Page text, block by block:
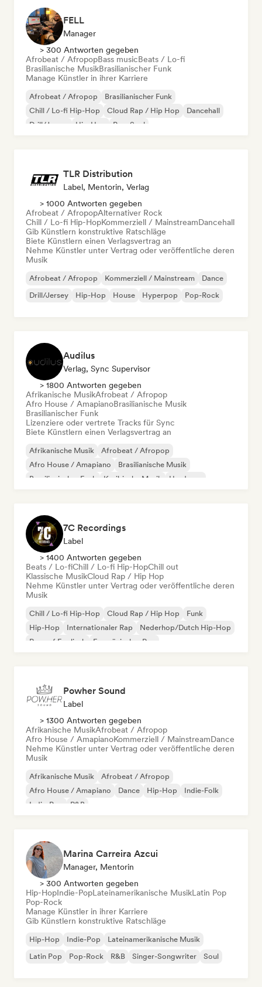
FELL
Manager
> 300 Antworten gegeben
Afrobeat / AfropopBass musicBeats / Lo-fi
Brasilianische MusikBrasilianischer Funk
Manage Künstler in ihrer Karriere
Afrobeat / Afropop
Brasilianischer Funk
Chill / Lo-fi Hip-Hop
Cloud Rap / Hip Hop
Dancehall
Drill/Jersey
Hip-Hop Pop-Soul
TLR Distribution
Label, Mentorin, Verlag
> 1000 Antworten gegeben
Afrobeat / AfropopAlternativer Rock
Chill / Lo-fi Hip-HopKommerziell / MainstreamDancehall
Gib Künstlern konstruktive Ratschläge
Biete Künstlern einen Verlagsvertrag an
Nehme Künstler unter Vertrag oder veröffentliche deren
Musik
Afrobeat / Afropop Kommerziell / Mainstream
Dance
Drill/Jersey
Hip-Hop House Hyperpop Pop-Rock
Audilus
Verlag, Sync Supervisor
> 1800 Antworten gegeben
Afrikanische MusikAfrobeat / Afropop
Afro House / AmapianoBrasilianische Musik
Brasilianischer Funk
Lizenziere oder vertrete Tracks für Sync
Biete Künstlern einen Verlagsvertrag an
Afrikanische Musik
Afrobeat / Afropop
Afro House / Amapiano
Brasilianische Musik
Brasilianischer Funk
Karibische Musik
Hardcore
7C Recordings
Label
> 1400 Antworten gegeben
Beats / Lo-fiChill / Lo-fi Hip-HopChill out
Klassische MusikCloud Rap / Hip Hop
Nehme Künstler unter Vertrag oder veröffentliche deren
Musik
Chill / Lo-fi Hip-Hop Cloud Rap / Hip Hop
Funk
Hip-Hop
Internationaler Rap
Nederhop/Dutch Hip-Hop
Rap auf Englisch
Französischer Rap
Powher Sound
Label
> 1300 Antworten gegeben
Afrikanische MusikAfrobeat / Afropop
Afro House / AmapianoKommerziell / MainstreamDance
Nehme Künstler unter Vertrag oder veröffentliche deren
Musik
Afrikanische Musik
Afrobeat / Afropop
Afro House / Amapiano
Dance Hip-Hop
Indie-Folk
Indie-Pop
R&B
Marina Carreira Azcui
Manager, Mentorin
> 300 Antworten gegeben
Hip-HopIndie-PopLateinamerikanische MusikLatin Pop
Pop-Rock
Manage Künstler in ihrer Karriere
Gib Künstlern konstruktive Ratschläge
Hip-Hop Indie-Pop
Lateinamerikanische Musik
Latin Pop
Pop-Rock R&B Singer-Songwriter Soul